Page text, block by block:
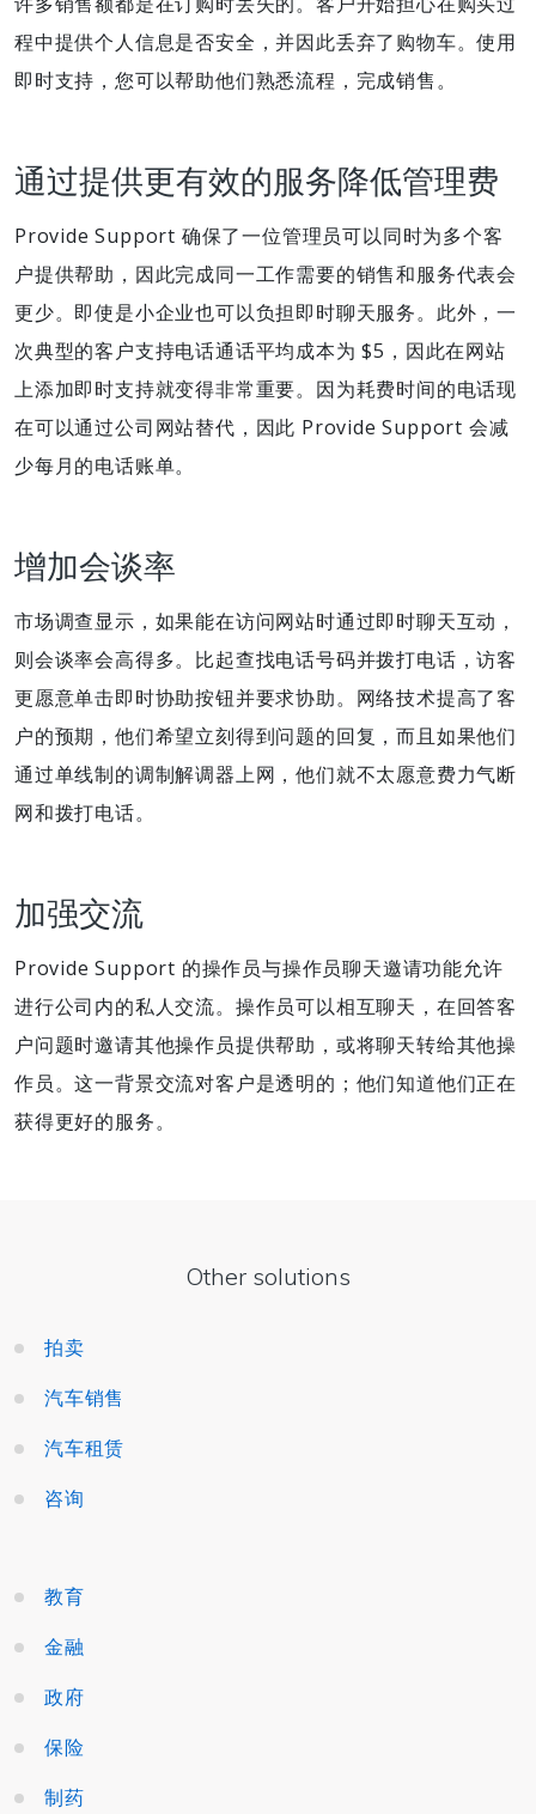
程中提供个人信息是否安全，并因此丢弃了购物车。使用
即时支持，您可以帮助他们熟悉流程，完成销售。
通过提供更有效的服务降低管理费
Provide Support 确保了一位管理员可以同时为多个客
户提供帮助，因此完成同一工作需要的销售和服务代表会
更少。即使是小企业也可以负担即时聊天服务。此外，一
次典型的客户支持电话通话平均成本为 $5，因此在网站
上添加即时支持就变得非常重要。因为耗费时间的电话现
在可以通过公司网站替代，因此 Provide Support 会减
少每月的电话账单。
增加会谈率
市场调查显示，如果能在访问网站时通过即时聊天互动，
则会谈率会高得多。比起查找电话号码并拨打电话，访客
更愿意单击即时协助按钮并要求协助。网络技术提高了客
户的预期，他们希望立刻得到问题的回复，而且如果他们
通过单线制的调制解调器上网，他们就不太愿意费力气断
网和拨打电话。
加强交流
Provide Support 的操作员与操作员聊天邀请功能允许
进行公司内的私人交流。操作员可以相互聊天，在回答客
户问题时邀请其他操作员提供帮助，或将聊天转给其他操
作员。这一背景交流对客户是透明的；他们知道他们正在
获得更好的服务。
Other solutions
拍卖
汽车销售
汽车租赁
咨询
教育
金融
政府
保险
制药